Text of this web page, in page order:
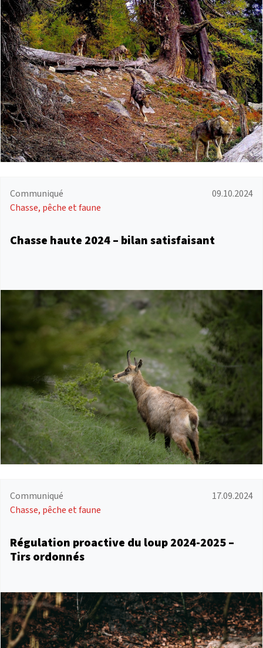
Communiqué
09.10.2024
Chasse, pêche et faune
Chasse haute 2024 – bilan satisfaisant
Communiqué
17.09.2024
Chasse, pêche et faune
Régulation proactive du loup 2024-2025 –
Tirs ordonnés